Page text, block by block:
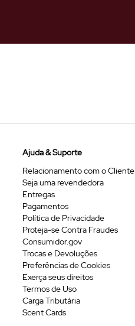
Ajuda & Suporte
Relacionamento com o Cliente
Seja uma revendedora
Entregas
Pagamentos
Política de Privacidade
Proteja-se Contra Fraudes
Consumidor.gov
Trocas e Devoluções
Preferências de Cookies
Exerça seus direitos
Termos de Uso
Carga Tributária
Scent Cards